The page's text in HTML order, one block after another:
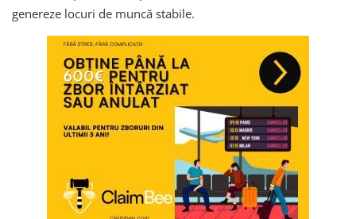
genereze locuri de muncă stabile.